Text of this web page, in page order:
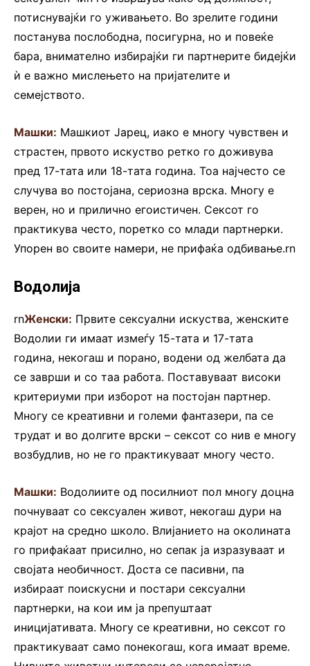
потиснувајќи го уживањето. Во зрелите години
постанува послободна, посигурна, но и повеќе
бара, внимателно избирајќи ги партнерите бидејќи
ѝ е важно мислењето на пријателите и
семејството.
Машки: Машкиот Јарец, иако е многу чувствен и
страстен, првото искуство ретко го доживува
пред 17-тата или 18-тата година. Тоа најчесто се
случува во постојана, сериозна врска. Многу е
верен, но и прилично егоистичен. Сексот го
практикува често, поретко со млади партнерки.
Упорен во своите намери, не прифаќа одбивање.rn
Водолија
rnЖенски: Првите сексуални искуства, женските
Водолии ги имаат измеѓу 15-тата и 17-тата
година, некогаш и порано, водени од желбата да
се заврши и со таа работа. Поставуваат високи
критериуми при изборот на постојан партнер.
Многу се креативни и големи фантазери, па се
трудат и во долгите врски – сексот со нив е многу
возбудлив, но не го практикуваат многу често.
Машки: Водолиите од посилниот пол многу доцна
почнуваат со сексуален живот, некогаш дури на
крајот на средно школо. Влијанието на околината
го прифаќаат присилно, но сепак ја изразуваат и
својата необичност. Доста се пасивни, па
избираат поискусни и постари сексуални
партнерки, на кои им ја препуштаат
иницијативата. Многу се креативни, но сексот го
практикуваат само понекогаш, кога имаат време.